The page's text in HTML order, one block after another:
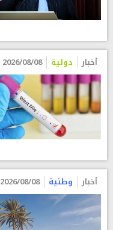
أخبار دولية 2026/08/08 07:35
أخبار وطنية 2026/08/08 07:23